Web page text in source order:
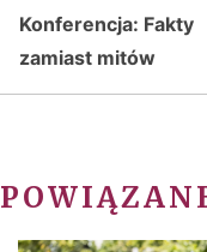
Konferencja: Fakty
zamiast mitów